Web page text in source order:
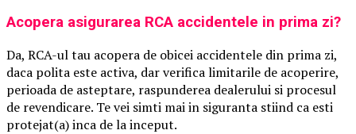
Acopera asigurarea RCA accidentele in prima zi?
Da, RCA-ul tau acopera de obicei accidentele din prima zi,
daca polita este activa, dar verifica limitarile de acoperire,
perioada de asteptare, raspunderea dealerului si procesul
de revendicare. Te vei simti mai in siguranta stiind ca esti
protejat(a) inca de la inceput.